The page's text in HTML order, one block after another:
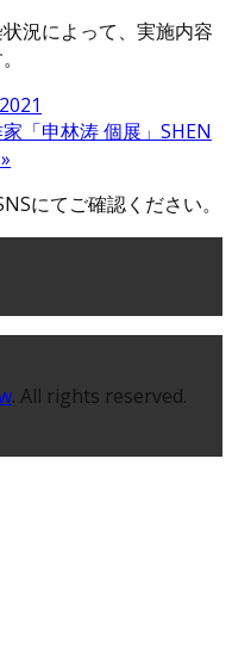
況によって、実施内容
「申林涛 個展」SHEN
»
にてご確認ください。
. All rights reserved.